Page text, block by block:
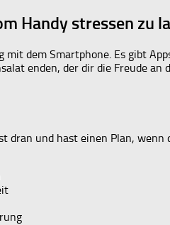
Handy stressen zu
mit dem Smartphone. Es gibt
enden, der dir die Freude
dran und hast einen Plan,